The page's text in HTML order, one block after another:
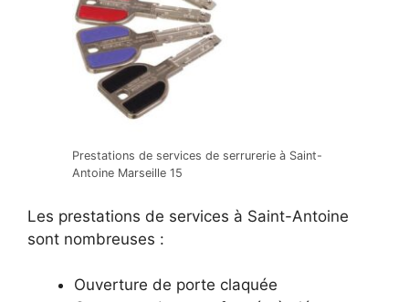
Prestations de services de serrurerie à Saint-
Antoine Marseille 15
Les prestations de services à Saint-Antoine
sont nombreuses :
Ouverture de porte claquée